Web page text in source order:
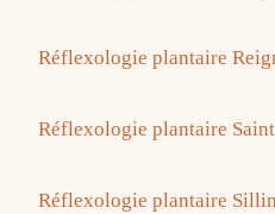
Réflexologie plantaire
Réflexologie plantaire
Réflexologie plantaire